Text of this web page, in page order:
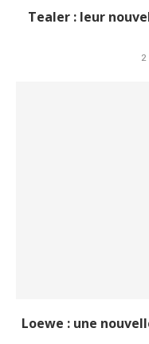
Tealer : leur
2
Loewe : une